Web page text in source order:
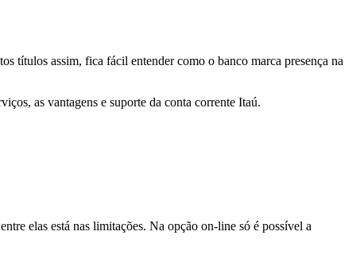
títulos assim, fica fácil entender como o banco marca presença na
as vantagens e suporte da conta corrente Itaú.
elas está nas limitações. Na opção on-line só é possível a